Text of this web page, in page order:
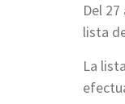
Del
lista
La